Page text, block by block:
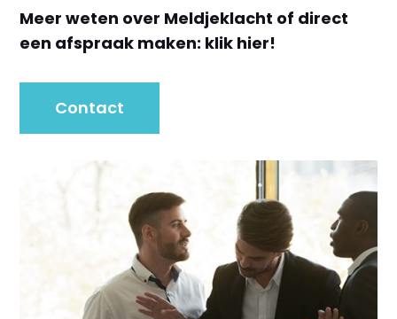
Meer weten over Meldjeklacht of direct
een afspraak maken: klik hier!
Contact